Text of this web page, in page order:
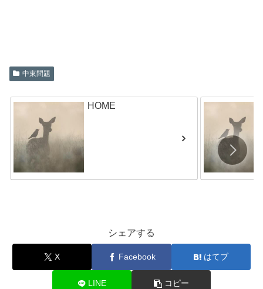
中東問題
HOME
シェアする
X Facebook はてブ
LINE コピー